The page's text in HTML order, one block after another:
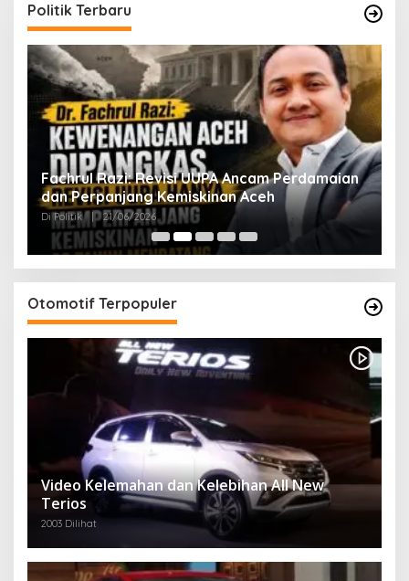
Politik Terbaru
Fachrul Razi: Revisi UUPA Ancam Perdamaian
dan Perpanjang Kemiskinan Aceh
Di Politik 21/06/2026
Otomotif Terpopuler
Video Kelemahan dan Kelebihan All New
Terios
2003 Dilihat